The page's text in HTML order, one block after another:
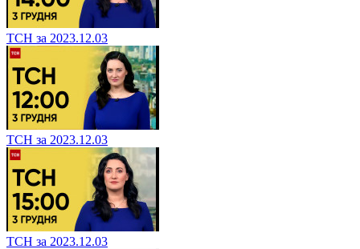
ТСН за 2023.12.03
ТСН за 2023.12.03
ТСН за 2023.12.03